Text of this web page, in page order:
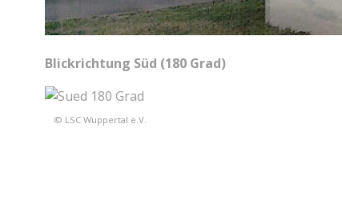
Blickrichtung Süd (180 Grad)
© LSC Wuppertal e.V.